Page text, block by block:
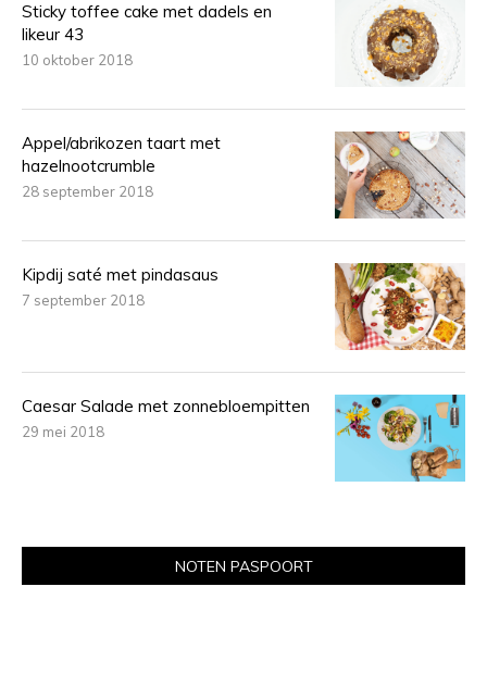
Sticky toffee cake met dadels en
likeur 43
10 oktober 2018
Appel/abrikozen taart met
hazelnootcrumble
28 september 2018
Kipdij saté met pindasaus
7 september 2018
Caesar Salade met zonnebloempitten
29 mei 2018
NOTEN PASPOORT